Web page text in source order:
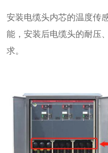
安装电缆头内芯的温度传
能，安装后电缆头的耐压
求。